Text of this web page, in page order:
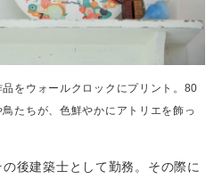
をウォールクロックにプリント。80
たちが、色鮮やかにアトリエを飾っ
後建築士として勤務。その際に